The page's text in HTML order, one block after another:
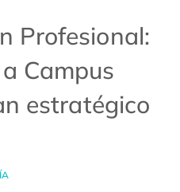
Profesional:
Campus
estratégico